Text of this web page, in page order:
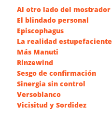
Al otro lado del mostrador
El blindado personal
Episcophagus
La realidad estupefaciente
Más Manuti
Rinzewind
Sesgo de confirmación
Sinergia sin control
Versoblanco
Vicisitud y Sordidez